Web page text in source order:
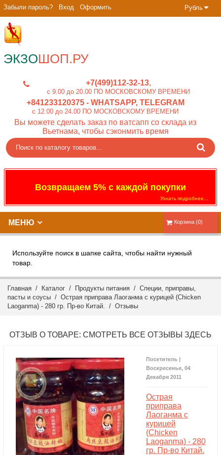
Рубль
Забыли пароль? Вход Оформить
ЭКЗОШОП.РУ
+7(499)112-32-13
c 9.00 до 20.00 ПО МОСКОВСКОМУ ВРЕМЕНИ
+841233120375- WHATSAPP, TELEGRAM
c 12.00 до 24.00 ПО МОСКОВСКОМУ ВРЕМЕНИ
Вы можете сделать заказ по ватсапп со склада из
Вьетнама, чтобы сэконмить время
Возвращаем 5% с каждой покупки
Узнать подробнее...
Корзина (0)
МЕНЮ
Используйте поиск в шапке сайта, чтобы найти нужный
товар.
Главная / Каталог / Продукты питания / Специи, приправы,
пасты и соусы / Острая приправа Лаоганма с курицей (Chicken
Laoganma) - 280 гр. Пр-во Китай. / Отзывы
ОТЗЫВ О ТОВАРЕ: СМОТРЕТЬ ВСЕ ОТЗЫВЫ ЗДЕСЬ
Посетитель |
Воскресенье, 04
Декабря 2011
Острая
приправа
Лаоганма с
курицей
(Chicken
Laoganma) - 280
гр. Пр-во Китай.